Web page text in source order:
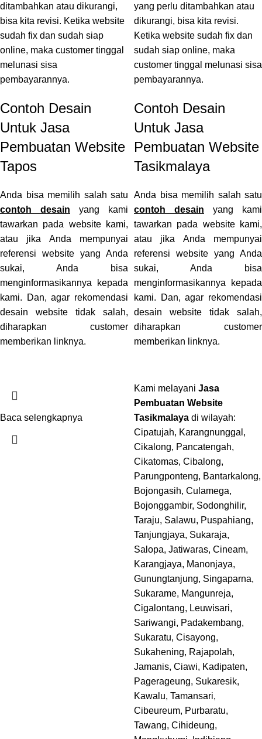
ditambahkan atau dikurangi,
bisa kita revisi. Ketika website
sudah fix dan sudah siap
online, maka customer tinggal
melunasi sisa
pembayarannya.
Contoh Desain
Untuk Jasa
Pembuatan Website
Tapos
Anda bisa memilih salah satu
contoh desain yang kami
tawarkan pada website kami,
atau jika Anda mempunyai
referensi website yang Anda
sukai, Anda bisa
menginformasikannya kepada
kami. Dan, agar rekomendasi
desain website tidak salah,
diharapkan customer
memberikan linknya.
Baca selengkapnya
yang perlu ditambahkan atau
dikurangi, bisa kita revisi.
Ketika website sudah fix dan
sudah siap online, maka
customer tinggal melunasi sisa
pembayarannya.
Contoh Desain
Untuk Jasa
Pembuatan Website
Tasikmalaya
Anda bisa memilih salah satu
contoh desain yang kami
tawarkan pada website kami,
atau jika Anda mempunyai
referensi website yang Anda
sukai, Anda bisa
menginformasikannya kepada
kami. Dan, agar rekomendasi
desain website tidak salah,
diharapkan customer
memberikan linknya.
Kami melayani Jasa
Pembuatan Website
Tasikmalaya di wilayah:
Cipatujah, Karangnunggal,
Cikalong, Pancatengah,
Cikatomas, Cibalong,
Parungponteng, Bantarkalong,
Bojongasih, Culamega,
Bojonggambir, Sodonghilir,
Taraju, Salawu, Puspahiang,
Tanjungjaya, Sukaraja,
Salopa, Jatiwaras, Cineam,
Karangjaya, Manonjaya,
Gunungtanjung, Singaparna,
Sukarame, Mangunreja,
Cigalontang, Leuwisari,
Sariwangi, Padakembang,
Sukaratu, Cisayong,
Sukahening, Rajapolah,
Jamanis, Ciawi, Kadipaten,
Pagerageung, Sukaresik,
Kawalu, Tamansari,
Cibeureum, Purbaratu,
Tawang, Cihideung,